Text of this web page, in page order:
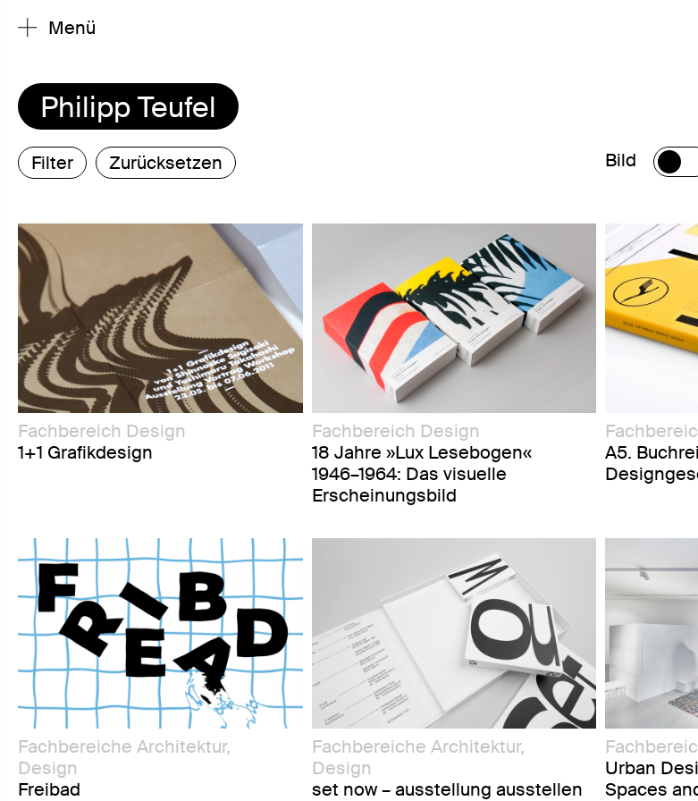
Menü
Philipp Teufel
Filter Zurücksetzen Bild
Fachbereich Design
1+1 Grafikdesign
Fachbereich Design
18 Jahre »Lux Lesebogen«
1946–1964: Das visuelle
Erscheinungsbild
A5.
Fachbereiche Architektur,
Design
Freibad
Fachbereiche Architektur,
Design
set now – ausstellung ausstellen
Urban
Spaces